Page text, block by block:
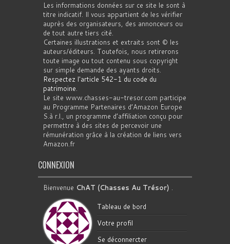
Les informations données sur ce site le sont à
titre indicatif. Il vous appartient de les vérifier
auprès des organisateurs, des annonceurs ou
de tout autre tiers cité.
Certaines illustrations et extraits sont © les
auteurs/éditeurs. Toutefois, nous retirerons
toute image ou tout contenu sous copyright
sur simple demande des ayants droits.
Respectez l'article 542-1 du code du
patrimoine.
Le site www.chasses-au-tresor.com participe
au Programme Partenaires d’Amazon Europe
S.à r.l., un programme d’affiliation conçu pour
permettre à des sites de percevoir une
rémunération grâce à la création de liens vers
Amazon.fr
CONNEXION
Bienvenue ChAT (Chasses Au Trésor) .
Tableau de bord
Votre profil
Se déconnercter